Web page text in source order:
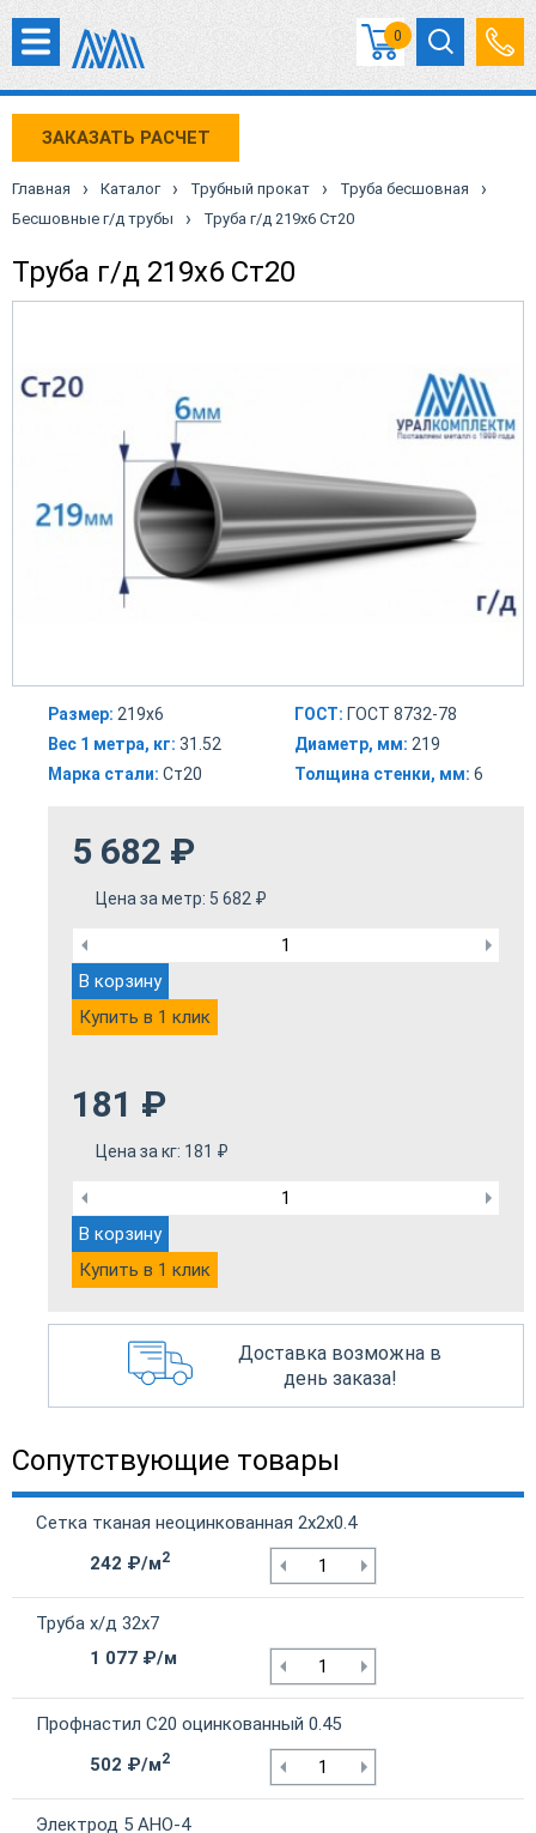
0
ЗАКАЗАТЬ РАСЧЕТ
Главная › Каталог › Трубный прокат › Труба бесшовная ›
Бесшовные г/д трубы › Труба г/д 219х6 Ст20
Труба г/д 219х6 Ст20
Размер: 219х6
Вес 1 метра, кг: 31.52
Марка стали: Ст20
ГОСТ: ГОСТ 8732-78
Диаметр, мм: 219
Толщина стенки, мм: 6
5 682 ₽
Цена за метр: 5 682 ₽
В корзину
Купить в 1 клик
181 ₽
Цена за кг: 181 ₽
В корзину
Купить в 1 клик
Доставка возможна в
день заказа!
Сопутствующие товары
Сетка тканая неоцинкованная 2х2х0.4
242 ₽/м2
Труба х/д 32х7
1 077 ₽/м
Профнастил С20 оцинкованный 0.45
502 ₽/м2
Электрод 5 АНО-4